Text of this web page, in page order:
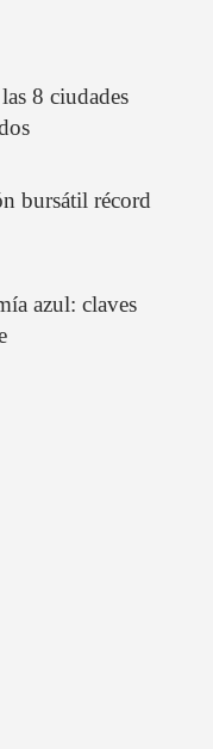
8 ciudades
bursátil récord
azul: claves